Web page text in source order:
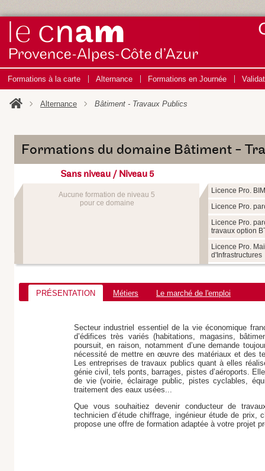
Formations à la carte Alternance Formations en Journée
Alternance Bâtiment - Travaux Publics
Formations du domaine Bâtiment -
Sans niveau / Niveau 5
Aucune formation de niveau 5
pour ce domaine
Licence Pro. BIM
Licence Pro.
Licence Pro.
travaux option
Licence Pro.
d'Infrastructures
PRÉSENTATION Métiers Le marché de l'emploi
Secteur industriel essentiel de la vie économique
d’édifices très variés (habitations, magasins,
poursuit, en raison, notamment d’une demande
nécessité de mettre en œuvre des matériaux et des
Les entreprises de travaux publics quant à elles
génie civil, tels ponts, barrages, pistes d’aéroports.
de vie (voirie, éclairage public, pistes cyclables,
traitement des eaux usées...
Que vous souhaitiez devenir conducteur de
technicien d’étude chiffrage, ingénieur étude de prix,
propose une offre de formation adaptée à votre projet